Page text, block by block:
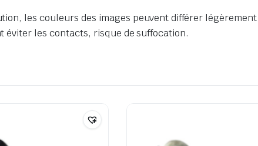
les couleurs des images peuvent différer
éviter les contacts, risque de suffocation.